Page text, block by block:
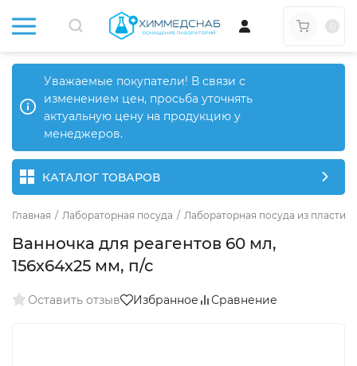
Уважаемые покупатели! В связи с
изменением цен, просьба уточнять
актуальную цену на продукцию у
менеджеров.
КАТАЛОГ ТОВАРОВ
Главная / Лабораторная посуда / Лабораторная посуда из пластика
Ванночка для реагентов 60 мл,
156х64х25 мм, п/с
Оставить отзыв Избранное Сравнение